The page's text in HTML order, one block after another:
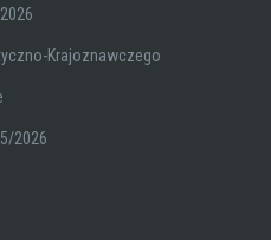
Krajoznawczego
2026